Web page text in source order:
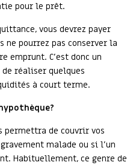
pour le prêt.
vous devrez payer
pourrez pas conserver la
emprunt. C’est donc un
réaliser quelques
à court terme.
permettra de couvrir vos
malade ou si l’un
Habituellement, ce genre de